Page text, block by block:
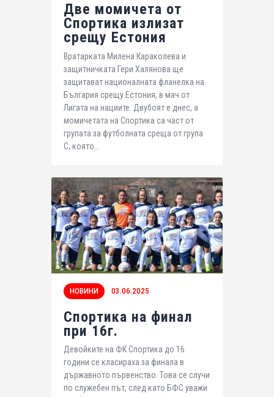
Две момичета от
Спортика излизат
срещу Естония
Вратарката Милена Караколева и
защитничката Гери Халянова ще
защитават националната фланелка на
България срещу Естония, в мач от
Лигата на нациите. Двубоят е днес, а
момичетата на Спортика са част от
групата за футболната среща от група
С, която…
НОВИНИ 03.06.2025
Спортика на финал
при 16г.
Девойките на ФК Спортика до 16
години се класираха за финала в
държавното първенство. Това се случи
по служебен път, след като БФС уважи